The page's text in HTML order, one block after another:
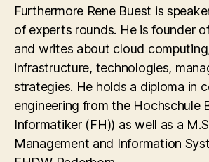
Furthermore Rene Buest is
of experts rounds. He is founder
and writes about cloud
infrastructure, technologies,
strategies. He holds a diploma in
engineering from the Hochschule
Informatiker (FH)) as well as a
Management and Information